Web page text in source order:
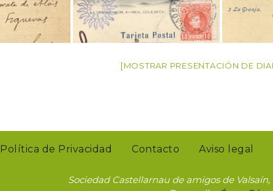
[MOSTRAR PRESENTACIÓN DE
Política de Privacidad Contacto Aviso legal
Sociedad Castellarnau de amigos de